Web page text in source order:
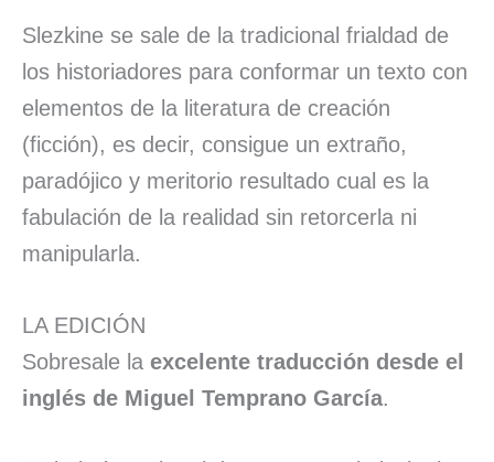
Slezkine se sale de la tradicional frialdad de
los historiadores para conformar un texto con
elementos de la literatura de creación
(ficción), es decir, consigue un extraño,
paradójico y meritorio resultado cual es la
fabulación de la realidad sin retorcerla ni
manipularla.
LA EDICIÓN
Sobresale la excelente traducción desde el
inglés de Miguel Temprano García.